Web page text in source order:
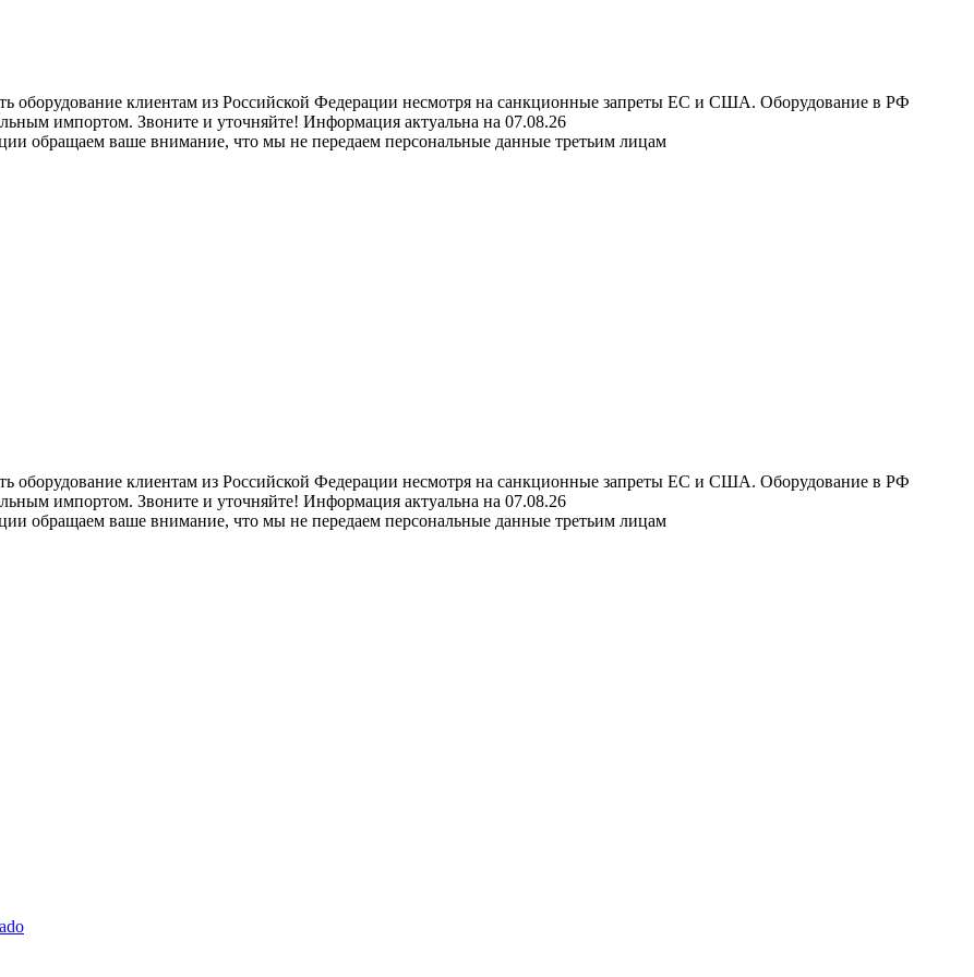
оборудование клиентам из Российской Федерации несмотря на санкционные запреты ЕС и США. Оборудование в РФ
импортом. Звоните и уточняйте! Информация актуальна на 07.08.26
обращаем ваше внимание, что мы не передаем персональные данные третьим лицам
оборудование клиентам из Российской Федерации несмотря на санкционные запреты ЕС и США. Оборудование в РФ
импортом. Звоните и уточняйте! Информация актуальна на 07.08.26
обращаем ваше внимание, что мы не передаем персональные данные третьим лицам